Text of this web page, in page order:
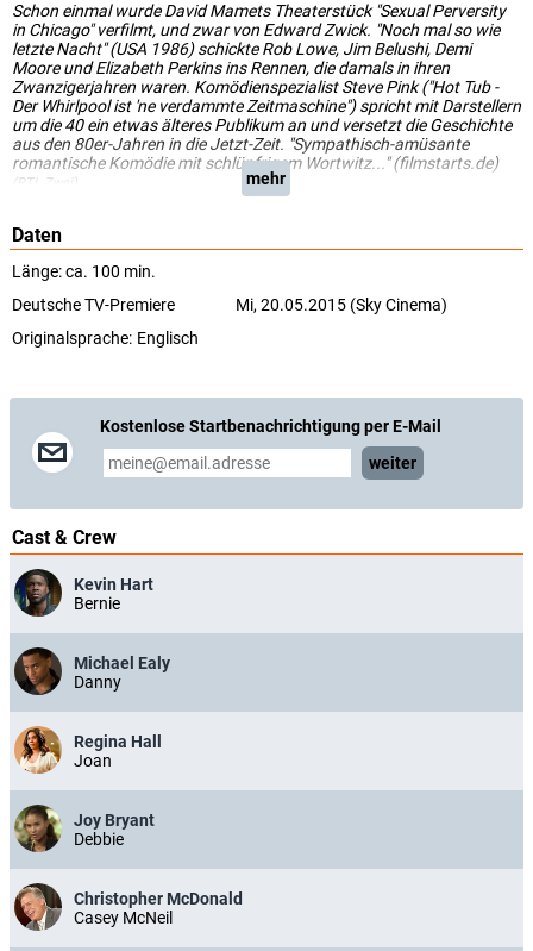
Schon einmal wurde David Mamets Theaterstück "Sexual Perversity
in Chicago" verfilmt, und zwar von Edward Zwick. "Noch mal so wie
letzte Nacht" (USA 1986) schickte Rob Lowe, Jim Belushi, Demi
Moore und Elizabeth Perkins ins Rennen, die damals in ihren
Zwanzigerjahren waren. Komödienspezialist Steve Pink ("Hot Tub -
Der Whirlpool ist 'ne verdammte Zeitmaschine") spricht mit Darstellern
um die 40 ein etwas älteres Publikum an und versetzt die Geschichte
aus den 80er-Jahren in die Jetzt-Zeit. "Sympathisch-amüsante
romantische Komödie mit schlüpfrigem Wortwitz..." (filmstarts.de)
(RTL Zwei) mehr
Daten
Länge: ca. 100 min.
Deutsche TV-Premiere
Mi, 20.05.2015 (Sky Cinema)
Originalsprache: Englisch
Kostenlose Startbenachrichtigung per E-Mail
weiter
Cast & Crew
Kevin Hart
Bernie
Michael Ealy
Danny
Regina Hall
Joan
Joy Bryant
Debbie
Christopher McDonald
Casey McNeil